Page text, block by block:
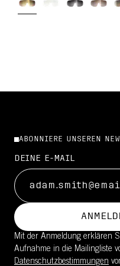
ABONNIERE UNSEREN
DEINE E-MAIL
Mit der Anmeldung erklären
Aufnahme in die Mailingliste
Datenschutzbestimmungen